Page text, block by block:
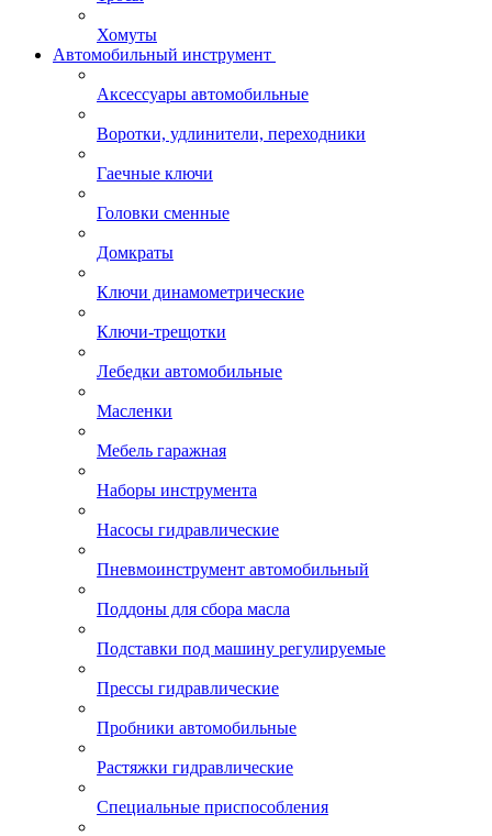
Хомуты
Автомобильный инструмент
Аксессуары автомобильные
Воротки, удлинители, переходники
Гаечные ключи
Головки сменные
Домкраты
Ключи динамометрические
Ключи-трещотки
Лебедки автомобильные
Масленки
Мебель гаражная
Наборы инструмента
Насосы гидравлические
Пневмоинструмент автомобильный
Поддоны для сбора масла
Подставки под машину регулируемые
Прессы гидравлические
Пробники автомобильные
Растяжки гидравлические
Специальные приспособления